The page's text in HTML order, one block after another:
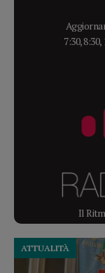
7:30, 8:30,
Il
ATTUALITÀ